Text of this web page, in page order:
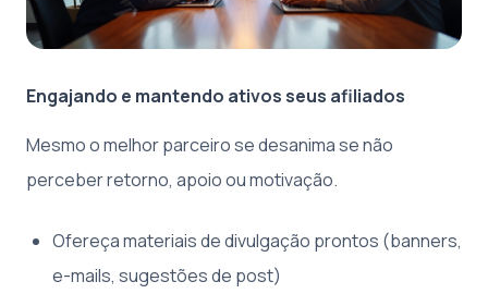
Engajando e mantendo ativos seus afiliados
Mesmo o melhor parceiro se desanima se não
perceber retorno, apoio ou motivação.
Ofereça materiais de divulgação prontos (banners,
e-mails, sugestões de post)